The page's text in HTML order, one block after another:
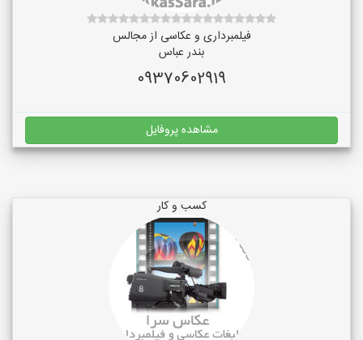
فیلمبرداری و عکاسی از مجالس
بندر عباس
09370602919
مشاهده پروفایل
کسب و کار